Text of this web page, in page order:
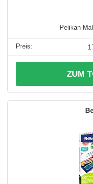
Pelikan-
ZUM